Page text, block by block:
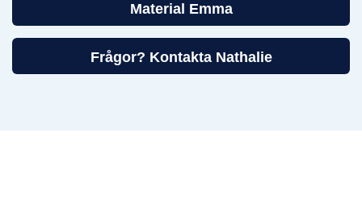
Material Emma
Frågor? Kontakta Nathalie